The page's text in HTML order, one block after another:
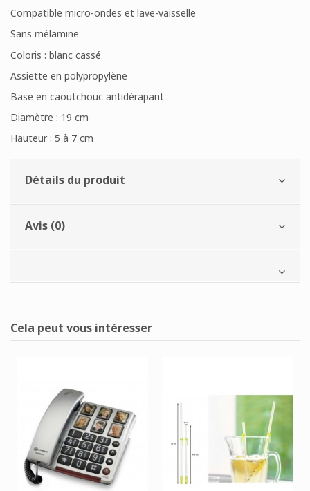
Compatible micro-ondes et lave-vaisselle
Sans mélamine
Coloris : blanc cassé
Assiette en polypropylène
Base en caoutchouc antidérapant
Diamètre : 19 cm
Hauteur : 5 à 7 cm
Détails du produit
Avis (0)
Cela peut vous intéresser